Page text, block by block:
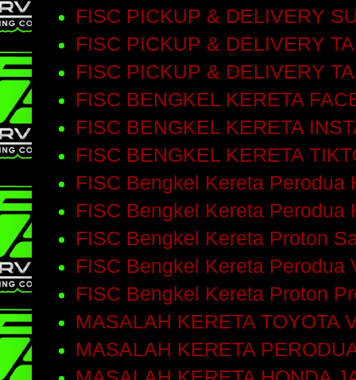
FISC PICKUP & DELIVERY
FISC PICKUP & DELIVERY
FISC PICKUP & DELIVERY
FISC BENGKEL KERETA
FISC BENGKEL KERETA
FISC BENGKEL KERETA
FISC Bengkel Kereta Perodua
FISC Bengkel Kereta Perodua
FISC Bengkel Kereta Proton
FISC Bengkel Kereta Perodua
FISC Bengkel Kereta Proton
MASALAH KERETA TOYOTA
MASALAH KERETA